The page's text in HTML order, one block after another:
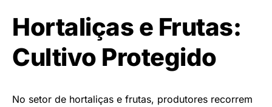
Hortaliças e Frutas:
Cultivo Protegido
No setor de hortaliças e frutas, produtores recorrem